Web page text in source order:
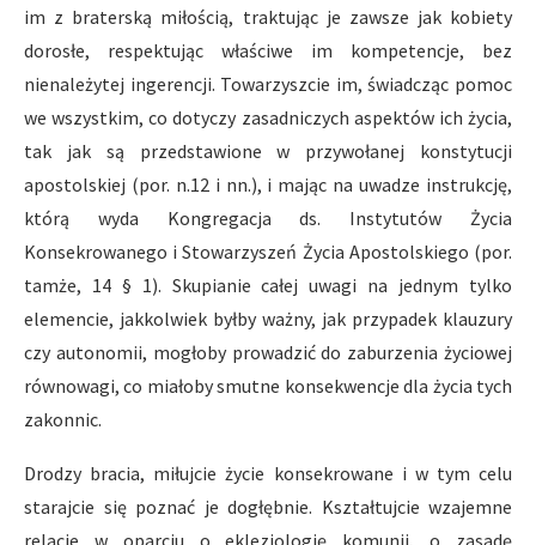
im z braterską miłością, traktując je zawsze jak kobiety
dorosłe, respektując właściwe im kompetencje, bez
nienależytej ingerencji. Towarzyszcie im, świadcząc pomoc
we wszystkim, co dotyczy zasadniczych aspektów ich życia,
tak jak są przedstawione w przywołanej konstytucji
apostolskiej (por. n.12 i nn.), i mając na uwadze instrukcję,
którą wyda Kongregacja ds. Instytutów Życia
Konsekrowanego i Stowarzyszeń Życia Apostolskiego (por.
tamże, 14 § 1). Skupianie całej uwagi na jednym tylko
elemencie, jakkolwiek byłby ważny, jak przypadek klauzury
czy autonomii, mogłoby prowadzić do zaburzenia życiowej
równowagi, co miałoby smutne konsekwencje dla życia tych
zakonnic.
Drodzy bracia, miłujcie życie konsekrowane i w tym celu
starajcie się poznać je dogłębnie. Kształtujcie wzajemne
relacje w oparciu o eklezjologię komunii, o zasadę